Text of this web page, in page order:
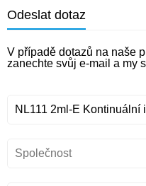
Odeslat dotaz
V případě dotazů na naše
zanechte svůj e-mail a my